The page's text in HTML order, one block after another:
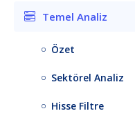
Temel Analiz
Özet
Sektörel Analiz
Hisse Filtre